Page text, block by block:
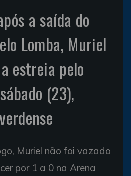
a saída do
Lomba, Muriel
estreia pelo
(23),
Muriel não foi vazado
por 1 a 0 na Arena